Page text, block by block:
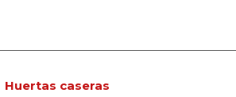
Huertas caseras